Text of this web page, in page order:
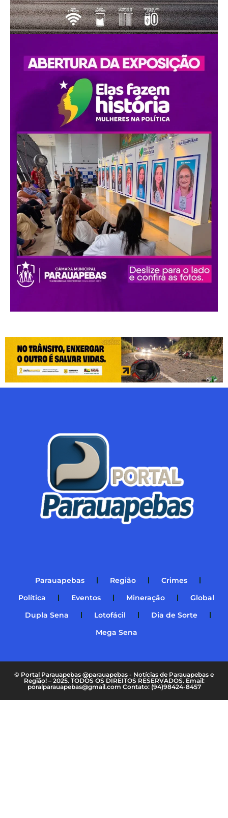
Parauapebas Região
Crimes
Política
Eventos Mineração
Global
Dupla Sena
Lotofácil
Dia de Sorte
Mega Sena
© Portal Parauapebas @parauapebas - Notícias de Parauapebas e
Região! – 2025. TODOS OS DIREITOS RESERVADOS. Email:
poralparauapebas@gmail.com Contato: (94)98424-8457